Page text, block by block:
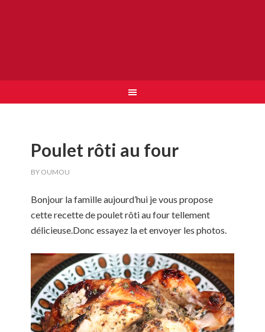
Poulet rôti au four
BY OUMOU
Bonjour la famille aujourd’hui je vous propose
cette recette de poulet rôti au four tellement
délicieuse.Donc essayez la et envoyer les photos.